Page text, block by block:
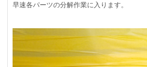
早速各パーツの分解作業に入ります。